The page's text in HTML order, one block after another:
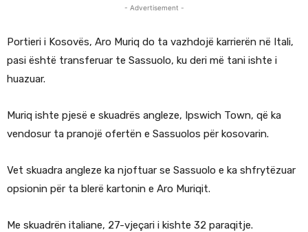
- Advertisement -
Portieri i Kosovës, Aro Muriq do ta vazhdojë karrierën në Itali,
pasi është transferuar te Sassuolo, ku deri më tani ishte i
huazuar.
Muriq ishte pjesë e skuadrës angleze, Ipswich Town, që ka
vendosur ta pranojë ofertën e Sassuolos për kosovarin.
Vet skuadra angleze ka njoftuar se Sassuolo e ka shfrytëzuar
opsionin për ta blerë kartonin e Aro Muriqit.
Me skuadrën italiane, 27-vjeçari i kishte 32 paraqitje.